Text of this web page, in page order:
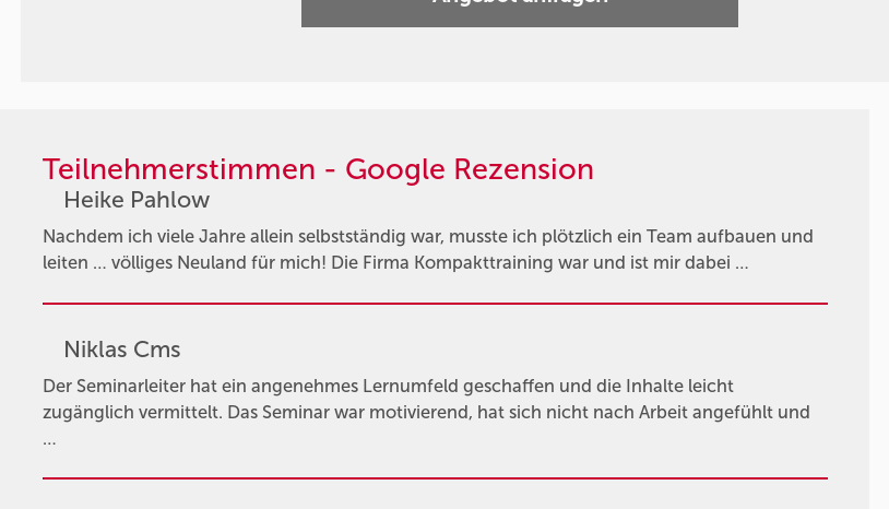
Teilnehmerstimmen - Google Rezension
Heike Pahlow
Nachdem ich viele Jahre allein selbstständig war, musste ich plötzlich ein Team aufbauen und
leiten … völliges Neuland für mich! Die Firma Kompakttraining war und ist mir dabei …
Niklas Cms
Der Seminarleiter hat ein angenehmes Lernumfeld geschaffen und die Inhalte leicht
zugänglich vermittelt. Das Seminar war motivierend, hat sich nicht nach Arbeit angefühlt und
…